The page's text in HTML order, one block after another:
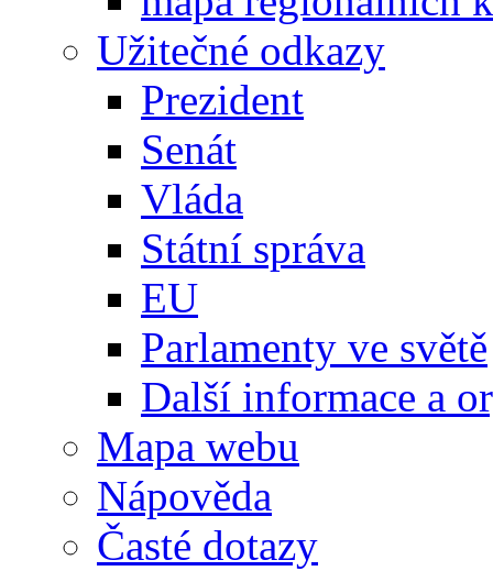
Užitečné odkazy
Prezident
Senát
Vláda
Státní správa
EU
Parlamenty ve světě
Další informace a
Mapa webu
Nápověda
Časté dotazy